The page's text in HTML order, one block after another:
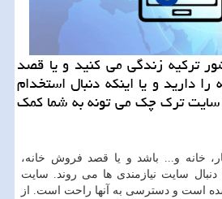
تركیه زندگی می كنید و یا قصد
دارید و یا اینكه دنبال استخدام
سایت ترك چك می تونه به شما كمك
خانه و... باشد و یا قصد فروش خانه،
سایت نیازمندی ها می روند. سایت
شده است و دسترسی به آنها راحت است. از